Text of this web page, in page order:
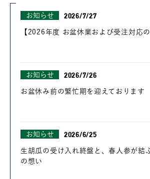
お知らせ 2026/7/27
【2026年度 お盆休業および受注対応の
お知らせ 2026/7/26
お盆休み前の繁忙期を迎えております
お知らせ 2026/6/25
生胡瓜の受け入れ終盤と、春人参が結
の想い